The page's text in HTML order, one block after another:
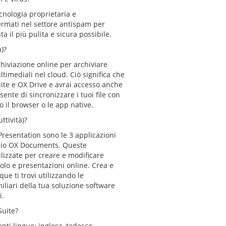
proprietaria e
nel settore antispam per
il più pulita e sicura possibile.
online per archiviare
nel cloud. Ciò significa che
e OX Drive e avrai accesso anche
di sincronizzare i tuoi file con
il browser o le app native.
sono le 3 applicazioni
OX Documents. Queste
per creare e modificare
e presentazioni online. Crea e
ti trovi utilizzando le
della tua soluzione software